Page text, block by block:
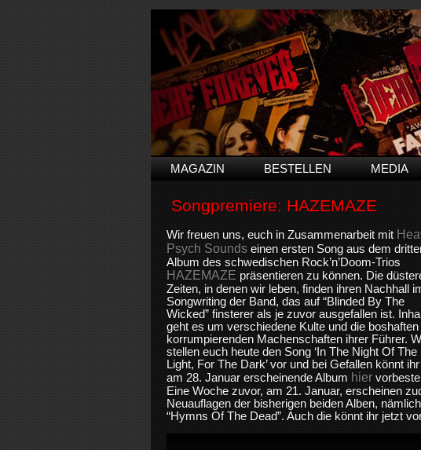
MAGAZIN BESTELLEN MEDIA
Songpremiere: HAZEMAZE
Wir freuen uns, euch in Zusammenarbeit mit
Psych Sounds einen ersten Song aus dem
Album des schwedischen Rock’n’Doom-Trios
HAZEMAZE präsentieren zu können. Die
Zeiten, in denen wir leben, finden ihren Nachhall
Songwriting der Band, das auf “Blinded By The
Wicked” finsterer als je zuvor ausgefallen ist.
geht es um verschiedene Kulte und die boshaften
korrumpierenden Machenschaften ihrer Führer.
stellen euch heute den Song ‘In The Night Of The
Light, For The Dark’ vor und bei Gefallen könnt
am 28. Januar erscheinende Album hier
Eine Woche zuvor, am 21. Januar, erscheinen
Neuauflagen der bisherigen beiden Alben,
“Hymns Of The Dead”. Auch die könnt ihr jetzt